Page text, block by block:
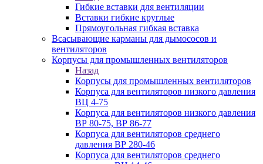
Гибкие вставки для вентиляции
Вставки гибкие круглые
Прямоугольная гибкая вставка
Всасывающие карманы для дымососов и
вентиляторов
Корпусы для промышленных вентиляторов
Назад
Корпусы для промышленных вентиляторов
Корпуса для вентиляторов низкого давления
ВЦ 4-75
Корпуса для вентиляторов низкого давления
ВР 80-75, ВР 86-77
Корпуса для вентиляторов среднего
давления ВР 280-46
Корпуса для вентиляторов среднего